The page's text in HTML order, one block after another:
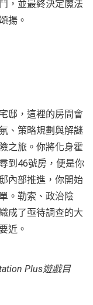
，並最終決定魔法
揚。
邸，這裡的房間會
、策略規劃與解謎
之旅。你將化身霍
到46號房，便是你
內部推進，你開始
。勒索、政治陰
成了亟待調查的大
近。
Plus遊戲目